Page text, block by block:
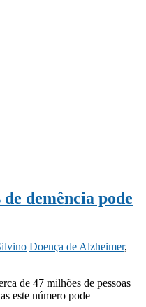
demência pode
Doença de Alzheimer,
de 47 milhões de pessoas
este número pode